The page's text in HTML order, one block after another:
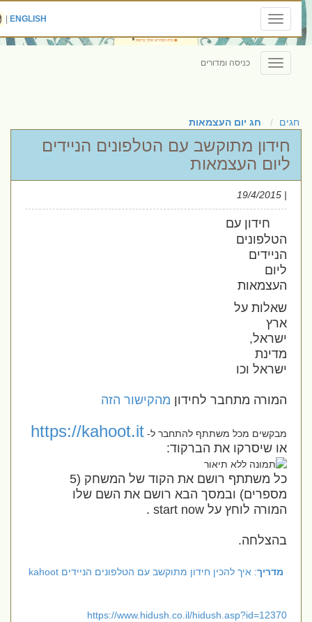
Toggle
navigation
ENGLISH
|
Toggle
navigation
כניסה ומדורים
חגים חג יום העצמאות
חידון מתוקשב עם הטלפונים הניידים
ליום העצמאות
חידון עם
הטלפונים
הניידים
ליום
העצמאות
שאלות על
ארץ
ישראל,
מדינת
ישראל וכו
המורה מתחבר לחידוןמהקישור הזה
מבקשים מכל משתתף להתחבר ל-https://kahoot.it
או שיסרקו את הברקוד:
כל משתתף רושם את הקוד של המשחק (5
מספרים) ובמסך הבא רושם את השם שלו
המורה לוחץ על start now .
בהצלחה.
מדריך: איך להכין חידון מתוקשב עם הטלפונים הניידים kahoot
https://www.hidush.co.il/hidush.asp?id=12370